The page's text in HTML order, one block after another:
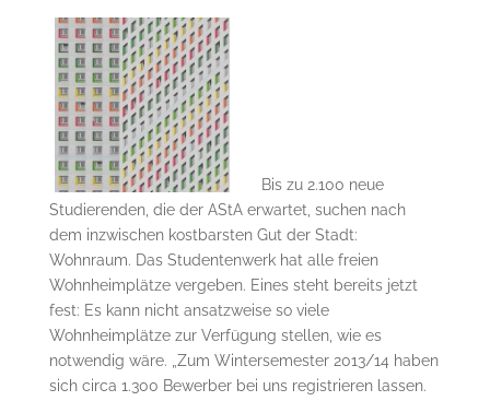
Bis zu 2.100 neue
Studierenden, die der AStA erwartet, suchen nach
dem inzwischen kostbarsten Gut der Stadt:
Wohnraum. Das Studentenwerk hat alle freien
Wohnheimplätze vergeben. Eines steht bereits jetzt
fest: Es kann nicht ansatzweise so viele
Wohnheimplätze zur Verfügung stellen, wie es
notwendig wäre. „Zum Wintersemester 2013/14 haben
sich circa 1.300 Bewerber bei uns registrieren lassen.